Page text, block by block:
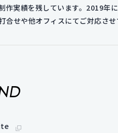
作実績を残しています。2019年
合せや他オフィスにてご対応さ